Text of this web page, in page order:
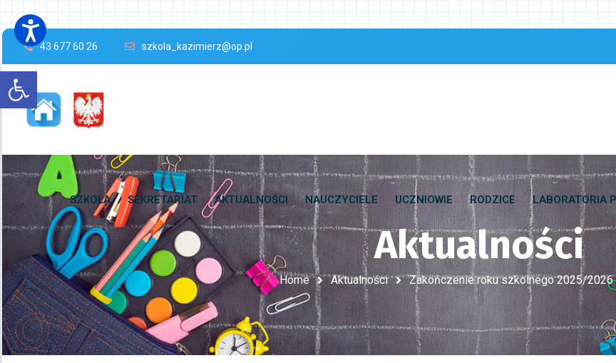
Open toolbar
43 677 60 26 szkola_kazimierz@op.pl
SZKOŁA SEKRETARIAT AKTUALNOŚCI NAUCZYCIELE UCZNIOWIE RODZICE LABORATORIA
Aktualności
Home Aktualności Zakończenie roku szkolnego 2025/2026